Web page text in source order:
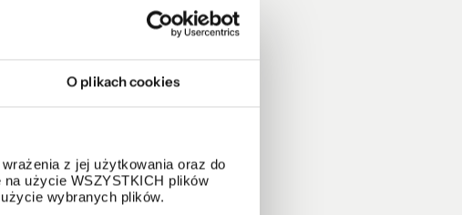
O plikach cookies
z jej użytkowania oraz do
użycie WSZYSTKICH plików
wybranych plików.